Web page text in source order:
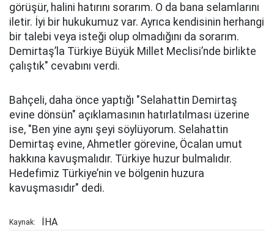
görüşür, halini hatırını sorarım. O da bana selamlarını
iletir. İyi bir hukukumuz var. Ayrıca kendisinin herhangi
bir talebi veya isteği olup olmadığını da sorarım.
Demirtaş’la Türkiye Büyük Millet Meclisi’nde birlikte
çalıştık" cevabını verdi.
Bahçeli, daha önce yaptığı "Selahattin Demirtaş
evine dönsün" açıklamasının hatırlatılması üzerine
ise, "Ben yine aynı şeyi söylüyorum. Selahattin
Demirtaş evine, Ahmetler görevine, Öcalan umut
hakkına kavuşmalıdır. Türkiye huzur bulmalıdır.
Hedefimiz Türkiye’nin ve bölgenin huzura
kavuşmasıdır" dedi.
Kaynak: İHA